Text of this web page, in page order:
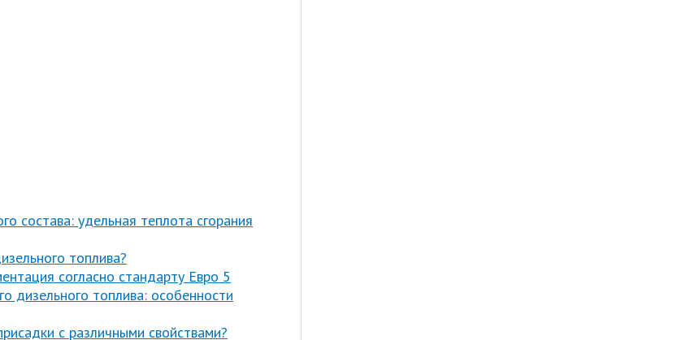
состава: удельная теплота сгорания
топлива?
согласно стандарту Евро 5
дизельного топлива: особенности
с различными свойствами?